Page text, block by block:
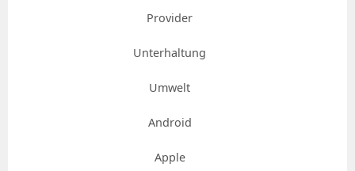
Provider
Unterhaltung
Umwelt
Android
Apple